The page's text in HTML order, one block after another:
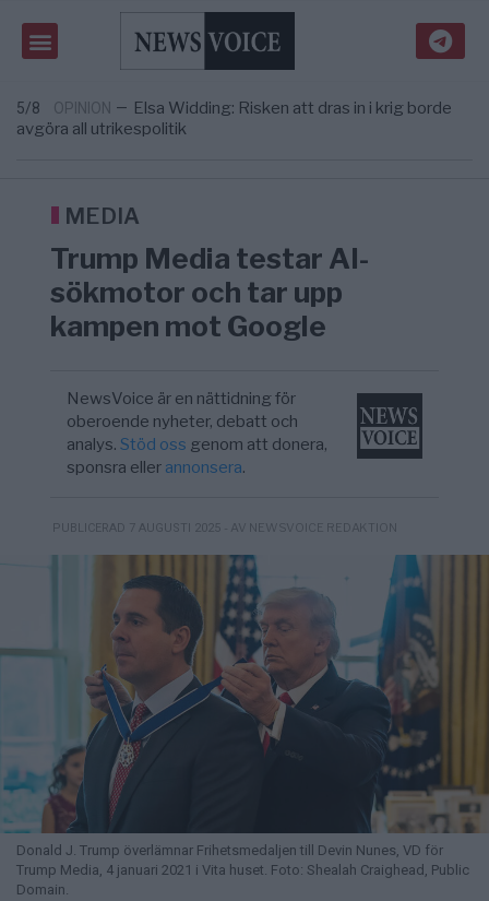
3/8 AFRIKA
Massiv anstormning till Ceuta – Misstankar
om amerikansk påverkan
UNITED STATES
Tucker Carlson: ”It’s Time to Save
5/8 OPINION — Elsa Widding: Risken att dras in i krig borde
avgöra all utrikespolitik
geografiskt apartheidsystem
om amerikansk påverkan
UNITED STATES —
Tucker Carlson: ”It’s Time to Save
America” – Finally
MEDIA
Trump Media testar AI-
sökmotor och tar upp
kampen mot Google
NewsVoice är en nättidning för
oberoende nyheter, debatt och
analys.Stöd oss genom att donera,
sponsra eller annonsera.
PUBLICERAD 7 AUGUSTI 2025 - AV NEWSVOICE REDAKTION
Donald J. Trump överlämnar Frihetsmedaljen till Devin Nunes, VD för
Trump Media, 4 januari 2021 i Vita huset. Foto: Shealah Craighead, Public
Domain.